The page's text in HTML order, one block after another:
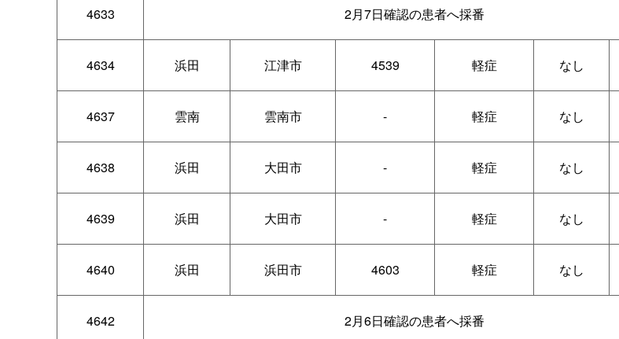
4633 2月7日確認の患者へ採番
4634 浜田 江津市 4539 軽症 なし
4637 雲南 雲南市 - 軽症 なし
4638 浜田 大田市 - 軽症 なし
4639 浜田 大田市 - 軽症 なし
4640 浜田 浜田市 4603 軽症 なし
4642 2月6日確認の患者へ採番